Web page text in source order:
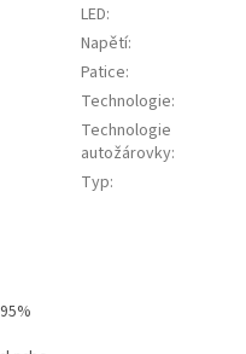
LED:
Napětí:
Patice:
Technologie:
Technologie
autožárovky:
Typ: